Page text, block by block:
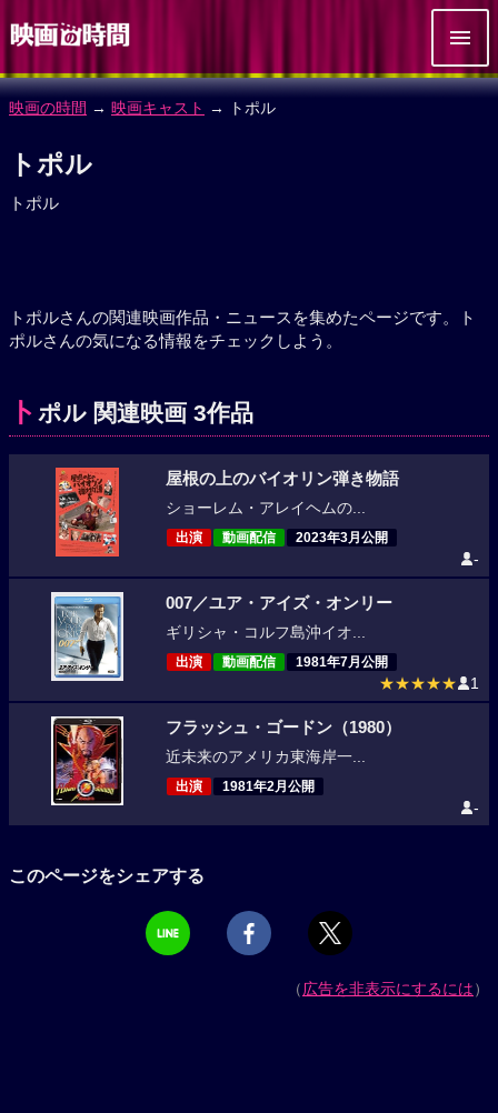
映画の時間 → 映画キャスト → トポル
トポル
トポル
トポルさんの関連映画作品・ニュースを集めたページです。ト
ポルさんの気になる情報をチェックしよう。
ト ポル 関連映画 3作品
屋根の上のバイオリン弾き物語
ショーレム・アレイヘムの...
出演 動画配信 2023年3月公開
-
007／ユア・アイズ・オンリー
ギリシャ・コルフ島沖イオ...
出演 動画配信 1981年7月公開
★★★★★ 1
フラッシュ・ゴードン（1980）
近未来のアメリカ東海岸一...
出演 1981年2月公開
-
このページをシェアする
（広告を非表示にするには）